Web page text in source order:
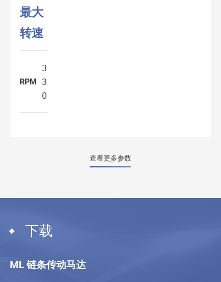
最大
转速
RPM
3
3
0
查看更多参数
下载
ML 链条传动马达